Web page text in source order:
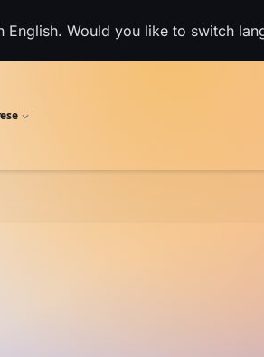
English. Would you like to switch